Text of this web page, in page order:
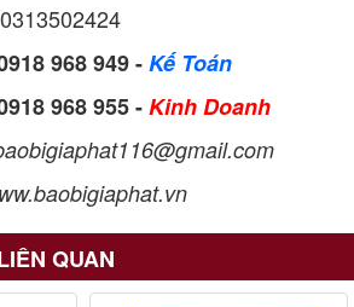
968 949 -Kế Toán
968 955 -Kinh Doanh
QUAN